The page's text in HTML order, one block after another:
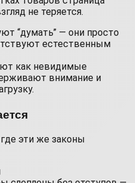
не теряется.
“думать” — они просто
естественным
как невидимые
внимание и
эти же законы